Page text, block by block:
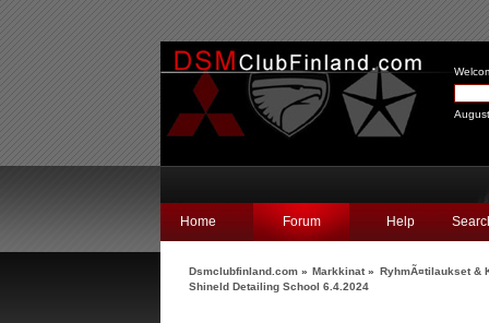
Home Forum Help
Dsmclubfinland.com» Markkinat» RyhmÃ¤tilaukset &
Shineld Detailing School 6.4.2024